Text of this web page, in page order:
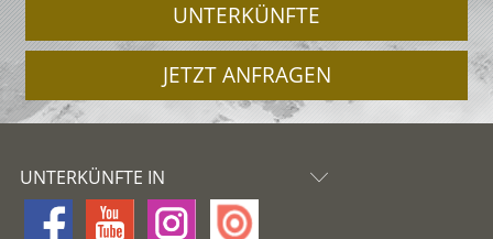
UNTERKÜNFTE
JETZT ANFRAGEN
UNTERKÜNFTE IN